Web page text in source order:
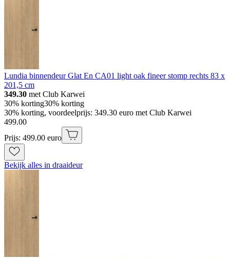
Lundia binnendeur Glat En CA01 light oak fineer stomp rechts 83 x
201,5 cm
349.30 met Club Karwei
30% korting30% korting
30% korting, voordeelprijs: 349.30 euro met Club Karwei
499.00
Prijs: 499.00 euro
Bekijk alles in draaideur